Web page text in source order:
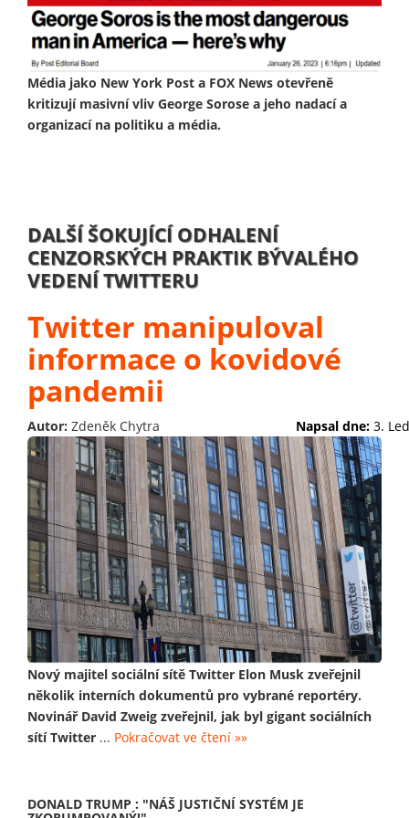
Média jako New York Post a FOX News otevřeně
kritizují masivní vliv George Sorose a jeho nadací a
organizací na politiku a média.
DALŠÍ ŠOKUJÍCÍ ODHALENÍ
CENZORSKÝCH PRAKTIK BÝVALÉHO
VEDENÍ TWITTERU
Twitter manipuloval
informace o kovidové
pandemii
Autor: Zdeněk Chytra Napsal dne: 3.
Nový majitel sociální sítě Twitter Elon Musk zveřejnil
několik interních dokumentů pro vybrané reportéry.
Novinář David Zweig zveřejnil, jak byl gigant sociálních
sítí Twitter ... Pokračovat ve čtení »»
DONALD TRUMP : "NÁŠ JUSTIČNÍ SYSTÉM JE